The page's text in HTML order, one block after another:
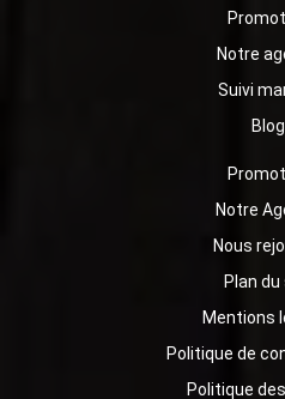
Notre
Suivi
Blog
Notre
Nous
Plan
Mentions
Politique de
Politique